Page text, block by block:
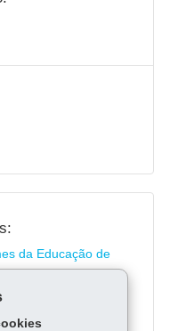
da Educação de
de ensino do